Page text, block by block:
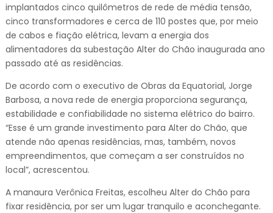
implantados cinco quilômetros de rede de média tensão,
cinco transformadores e cerca de 110 postes que, por meio
de cabos e fiação elétrica, levam a energia dos
alimentadores da subestação Alter do Chão inaugurada ano
passado até as residências.
De acordo com o executivo de Obras da Equatorial, Jorge
Barbosa, a nova rede de energia proporciona segurança,
estabilidade e confiabilidade no sistema elétrico do bairro.
“Esse é um grande investimento para Alter do Chão, que
atende não apenas residências, mas, também, novos
empreendimentos, que começam a ser construídos no
local”, acrescentou.
A manaura Verônica Freitas, escolheu Alter do Chão para
fixar residência, por ser um lugar tranquilo e aconchegante.